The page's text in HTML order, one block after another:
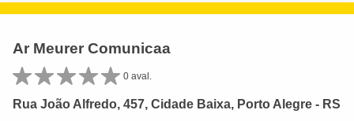
Ar Meurer Comunicaa
0 aval.
Rua João Alfredo, 457, Cidade Baixa, Porto Alegre - RS